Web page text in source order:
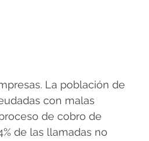
La población de
con malas
de cobro de
de las llamadas no